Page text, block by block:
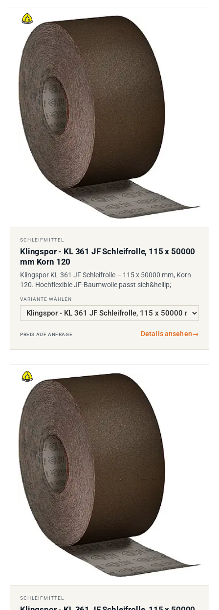
SCHLEIFMITTEL
Klingspor - KL 361 JF Schleifrolle, 115 x 50000
mm Korn 120
Klingspor KL 361 JF Schleifrolle – 115 x 50000 mm, Korn
120. Hochflexible JF-Baumwolle passt sich&hellip;
VARIANTE WÄHLEN
PREIS AUF ANFRAGE Details ansehen→
SCHLEIFMITTEL